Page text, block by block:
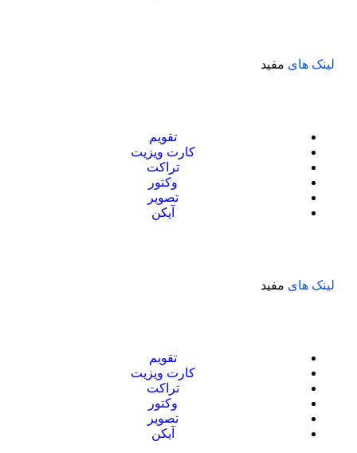
لینک های مفید
تقویم
کارت ویزیت
تراکت
وکتور
تصویر
آیکن
لینک های مفید
تقویم
کارت ویزیت
تراکت
وکتور
تصویر
آیکن